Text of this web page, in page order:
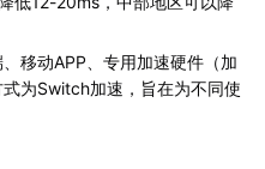
、移动APP、专用加速硬件（加
为Switch加速，旨在为不同使